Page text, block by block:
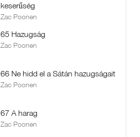
keserűség
Zac Poonen
65 Hazugság
Zac Poonen
66 Ne hidd el a Sátán hazugságait
Zac Poonen
67 A harag
Zac Poonen